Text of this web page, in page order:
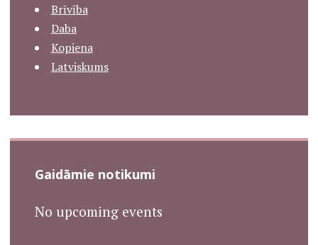
Brīvība
Daba
Kopiena
Latviskums
Gaidāmie notikumi
No upcoming events